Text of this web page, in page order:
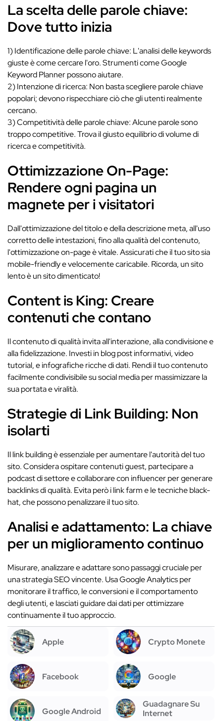
La scelta delle parole chiave:
Dove tutto inizia
1) Identificazione delle parole chiave: L'analisi delle keywords
giuste è come cercare l'oro. Strumenti come Google
Keyword Planner possono aiutare.
2) Intenzione di ricerca: Non basta scegliere parole chiave
popolari; devono rispecchiare ciò che gli utenti realmente
cercano.
3) Competitività delle parole chiave: Alcune parole sono
troppo competitive. Trova il giusto equilibrio di volume di
ricerca e competitività.
Ottimizzazione On-Page:
Rendere ogni pagina un
magnete per i visitatori
Dall'ottimizzazione del titolo e della descrizione meta, all'uso
corretto delle intestazioni, fino alla qualità del contenuto,
l'ottimizzazione on-page è vitale. Assicurati che il tuo sito sia
mobile-friendly e velocemente caricabile. Ricorda, un sito
lento è un sito dimenticato!
Content is King: Creare
contenuti che contano
Il contenuto di qualità invita all'interazione, alla condivisione e
alla fidelizzazione. Investi in blog post informativi, video
tutorial, e infografiche ricche di dati. Rendi il tuo contenuto
facilmente condivisibile su social media per massimizzare la
sua portata e viralità.
Strategie di Link Building: Non
isolarti
Il link building è essenziale per aumentare l'autorità del tuo
sito. Considera ospitare contenuti guest, partecipare a
podcast di settore e collaborare con influencer per generare
backlinks di qualità. Evita però i link farm e le tecniche black-
hat, che possono penalizzare il tuo sito.
Analisi e adattamento: La chiave
per un miglioramento continuo
Misurare, analizzare e adattare sono passaggi cruciale per
una strategia SEO vincente. Usa Google Analytics per
monitorare il traffico, le conversioni e il comportamento
degli utenti, e lasciati guidare dai dati per ottimizzare
continuamente il tuo approccio.
Apple Crypto Monete
Facebook Google
Google Android
Guadagnare Su
Internet